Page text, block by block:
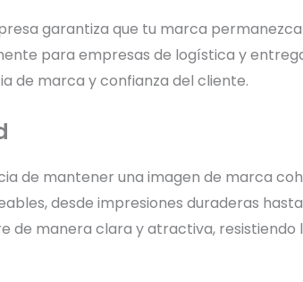
garantiza que tu marca
para empresas de logística y
de marca y confianza del cliente.
de mantener una imagen de marca
desde impresiones duraderas
de manera clara y atractiva, resistiendo